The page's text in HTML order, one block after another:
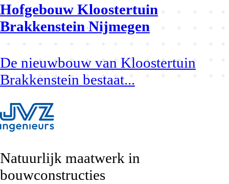
Hofgebouw Kloostertuin
Brakkenstein Nijmegen
De nieuwbouw van Kloostertuin
Brakkenstein bestaat...
Natuurlijk maatwerk in
bouwconstructies